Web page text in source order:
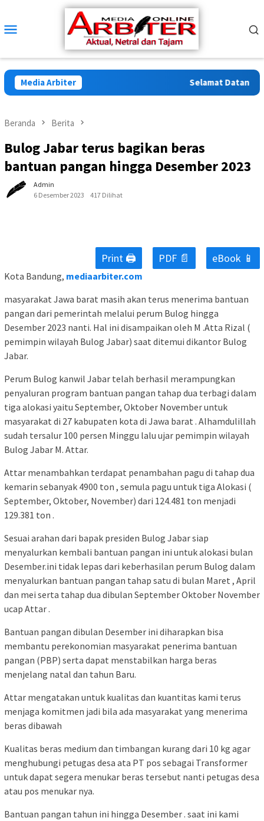
konten
Mobile
Media Arbiter Selamat Datang di
Beranda Berita
Bulog Jabar terus bagikan beras
bantuan pangan hingga Desember 2023
Admin
6 Desember 2023
417 Dilihat
Print 🖨 PDF 📄 eBook 📱
Kota Bandung, mediaarbiter.com
masyarakat Jawa barat masih akan terus menerima bantuan
pangan dari pemerintah melalui perum Bulog hingga
Desember 2023 nanti. Hal ini disampaikan oleh M .Atta Rizal (
pemimpin wilayah Bulog Jabar) saat ditemui dikantor Bulog
Jabar.
Perum Bulog kanwil Jabar telah berhasil merampungkan
penyaluran program bantuan pangan tahap dua terbagi dalam
tiga alokasi yaitu September, Oktober November untuk
masyarakat di 27 kabupaten kota di Jawa barat . Alhamdulillah
sudah tersalur 100 persen Minggu lalu ujar pemimpin wilayah
Bulog Jabar M. Attar.
Attar menambahkan terdapat penambahan pagu di tahap dua
kemarin sebanyak 4900 ton , semula pagu untuk tiga Alokasi (
September, Oktober, November) dari 124.481 ton menjadi
129.381 ton .
Sesuai arahan dari bapak presiden Bulog Jabar siap
menyalurkan kembali bantuan pangan ini untuk alokasi bulan
Desember.ini tidak lepas dari keberhasilan perum Bulog dalam
menyalurkan bantuan pangan tahap satu di bulan Maret , April
dan mei serta tahap dua dibulan September Oktober November
ucap Attar .
Bantuan pangan dibulan Desember ini diharapkan bisa
membantu perekonomian masyarakat penerima bantuan
pangan (PBP) serta dapat menstabilkan harga beras
menjelang natal dan tahun Baru.
Attar mengatakan untuk kualitas dan kuantitas kami terus
menjaga komitmen jadi bila ada masyarakat yang menerima
beras dibawah
Kualitas beras medium dan timbangan kurang dari 10 kg agar
menghubungi petugas desa ata PT pos sebagai Transformer
untuk dapat segera menukar beras tersebut nanti petugas desa
atau pos menukar nya.
Bantuan pangan tahun ini hingga Desember . saat ini kami